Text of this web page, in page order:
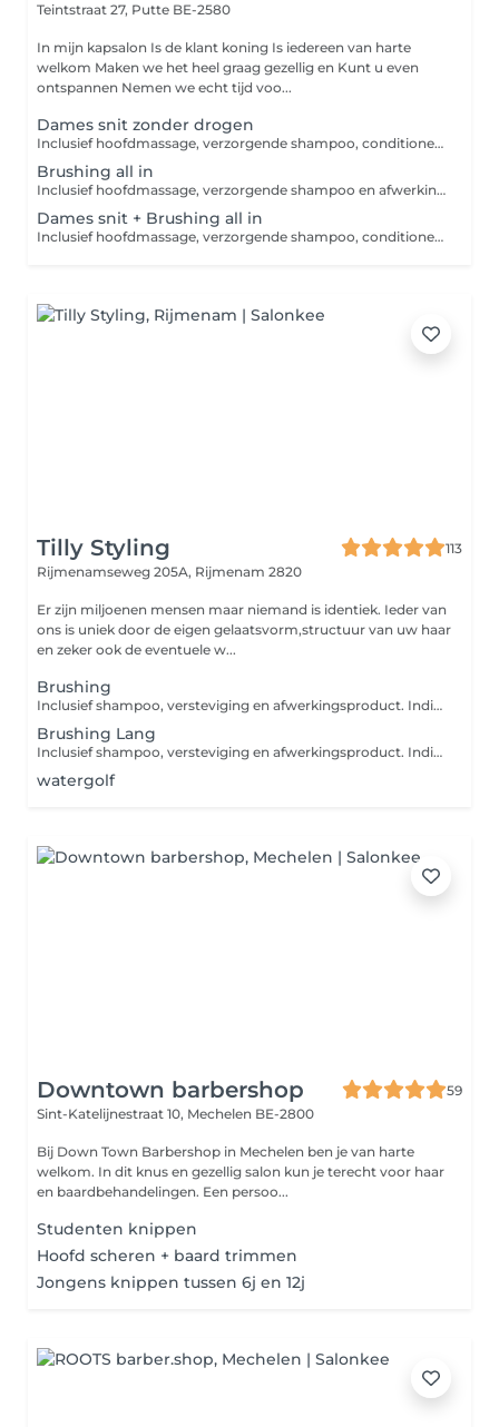
Teintstraat 27, Putte BE-2580
In mijn kapsalon Is de klant koning Is iedereen van harte
welkom Maken we het heel graag gezellig en Kunt u even
ontspannen Nemen we echt tijd voo...
Dames snit zonder drogen
Inclusief hoofdmassage, verzorgende shampoo, conditioner en afwerkingsproduct. Indien u een EXTRA verzorging wenst, gelieve bij de categorie "VERZORGING" de gewenste verzorging APART bij te boeken. U kan kiezen uit: een hot towel mask, een keratine boost of een repair krullen.
Brushing all in
Inclusief hoofdmassage, verzorgende shampoo en afwerkingsproduct. Indien u een EXTRA verzorging wenst, gelieve bij de categorie "VERZORGING" de gewenste verzorging APART bij te boeken. U kan kiezen uit: een hot towel mask, een keratine boost of een repair krullen.
Dames snit + Brushing all in
Inclusief hoofdmassage, verzorgende shampoo, conditioner en afwerkingsproduct. Indien u een EXTRA verzorging wenst, gelieve bij de categorie "VERZORGING" de gewenste verzorging APART bij te boeken. U kan kiezen uit: een hot towel mask, een keratine boost of een repair krullen.
Tilly Styling
113
Rijmenamseweg 205A, Rijmenam 2820
Er zijn miljoenen mensen maar niemand is identiek. Ieder van
ons is uniek door de eigen gelaatsvorm,structuur van uw haar
en zeker ook de eventuele w...
Brushing
Inclusief shampoo, versteviging en afwerkingsproduct. Indien u uw haar wenst af te werken met een stijl- of krultang, gelieve deze dienst APART bij te boeken onder de categorie "DAMES". Indien u een masker, een conditioner of een intensieve verzorging wenst, zal hiervoor een supplement aangerekend worden.
Brushing Lang
Inclusief shampoo, versteviging en afwerkingsproduct. Indien u uw haar wenst af te werken met een stijl- of krultang, gelieve deze dienst APART bij te boeken onder de categorie "DAMES". Indien u een masker, een conditioner of een intensieve verzorging wenst, zal hiervoor een supplement aangerekend worden.
watergolf
Downtown barbershop
59
Sint-Katelijnestraat 10, Mechelen BE-2800
Bij Down Town Barbershop in Mechelen ben je van harte
welkom. In dit knus en gezellig salon kun je terecht voor haar
en baardbehandelingen. Een persoo...
Studenten knippen
Hoofd scheren + baard trimmen
Jongens knippen tussen 6j en 12j